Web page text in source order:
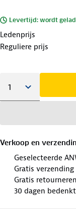
Levertijd: wordt
Ledenprijs
Reguliere prijs
Verkoop en
Geselecteerde
Gratis verzending
Gratis retourneren
30 dagen